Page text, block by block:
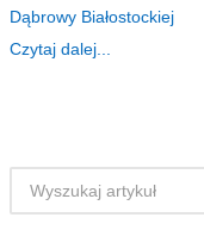
Dąbrowy Białostockiej
Czytaj dalej...